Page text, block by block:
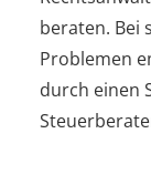
beraten. Bei
Problemen
durch einen